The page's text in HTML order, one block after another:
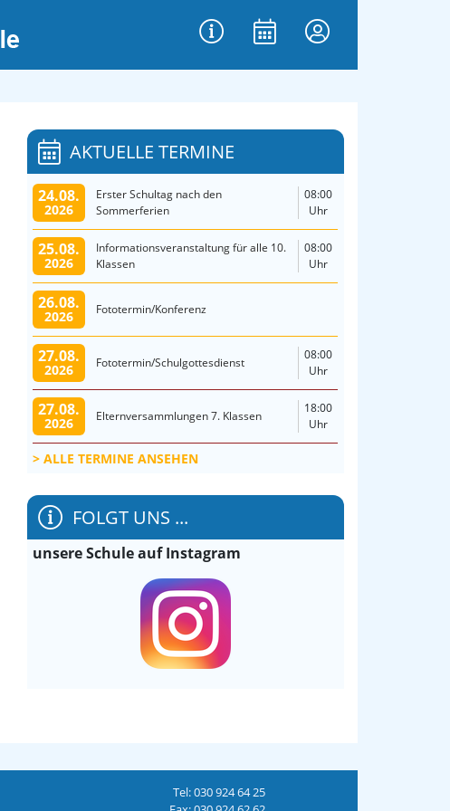
AKTUELLE TERMINE
24.08.
2026
Erster Schultag nach den
Sommerferien
08:00
Uhr
25.08.
2026
Informationsveranstaltung für alle 10.
Klassen
08:00
Uhr
26.08.
2026 Fototermin/Konferenz
27.08.
2026 Fototermin/Schulgottesdienst
08:00
Uhr
27.08.
2026 Elternversammlungen 7. Klassen
18:00
Uhr
ALLE TERMINE ANSEHEN
FOLGT UNS ...
unsere Schule auf Instagram
Tel: 030 924 64 25